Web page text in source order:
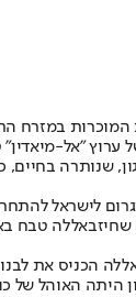
במזרח
"אל-
בחיים,
לישראל
טבח
הכניס את
היתה האוהל